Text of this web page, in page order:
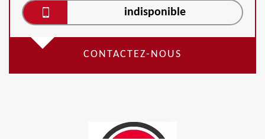
indisponible
CONTACTEZ-NOUS